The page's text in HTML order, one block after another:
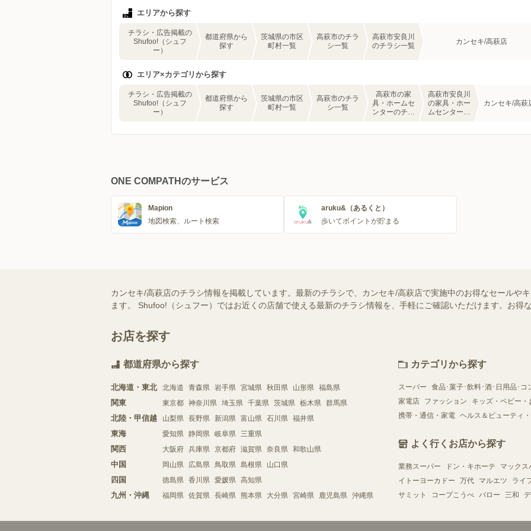
エリアから探す
チラシ・広告掲載の
Shufoo!（シュフ
ー）
都道府県から
探す
茨城県の市区
町村一覧
高萩市のチラ
シ一覧
高萩市安良川
のチラシ一覧
カンセキ/高萩店
エリア×カテゴリから探す
チラシ・広告掲載の
Shufoo!（シュフ
ー）
都道府県から
探す
茨城県の市区
町村一覧
高萩市のチラ
シ一覧
高萩市の家
具・ホームセ
ンターのチラ
高萩市安良川
の家具・ホー
ムセンターの
カンセキ/高萩
ONE COMPATHのサービス
Mapion
地図検索、ルート検索
aruku&（あるくと）
歩いてポイントが貯まる
カンセキ/高萩店のチラシ情報を掲載しています。最新のチラシで、カンセキ/高萩店で実施中のお得なセールや
ます。 Shufoo!（シュフー）ではお近くの店舗で使える最新のチラシ情報を、手軽にご確認いただけます。お得
お店を探す
都道府県から探す
北海道・東北 北海道 青森県 岩手県 宮城県 秋田県 山形県 福島県
関東 東京都 神奈川県 埼玉県 千葉県 茨城県 栃木県 群馬県
北陸・甲信越 山梨県 長野県 新潟県 富山県 石川県 福井県
東海 愛知県 静岡県 岐阜県 三重県
関西 大阪府 兵庫県 京都府 滋賀県 奈良県 和歌山県
中国 岡山県 広島県 鳥取県 島根県 山口県
四国 徳島県 香川県 愛媛県 高知県
九州・沖縄 福岡県 佐賀県 長崎県 熊本県 大分県 宮崎県 鹿児島県 沖縄県
カテゴリから探す
スーパー 食品･菓子･飲料･酒･日用品･コ
家電店
ファッション キッズ・ベビー・
携帯・通信・家電 ヘルス＆ビューティ
よく行くお店から探す
業務スーパー ドン・キホーテ マックス
イトーヨーカドー
万代 マルエツ ライ
サミット
コープこうべ バロー 三和